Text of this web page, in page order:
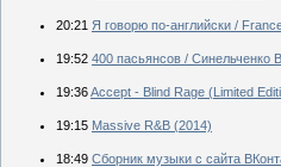
20:21 Я говорю по-английски /
19:52 400 пасьянсов / Синельченко
19:36Accept - Blind Rage (Limited
19:15 Massive R&B (2014)
18:49 Сборник музыки с сайта